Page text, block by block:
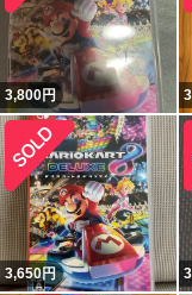
3,800円
3,650円